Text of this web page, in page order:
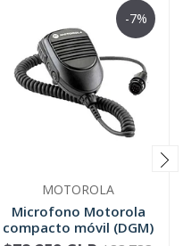
-7%
MOTOROLA
Microfono Motorola
compacto móvil (DGM)